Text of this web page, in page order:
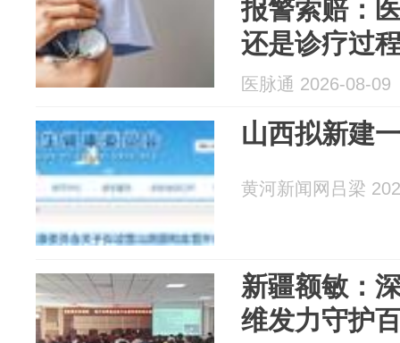
报警索赔：
还是诊疗过
医脉通 2026-08-09
山西拟新建
黄河新闻网吕梁
新疆额敏：
维发力守护